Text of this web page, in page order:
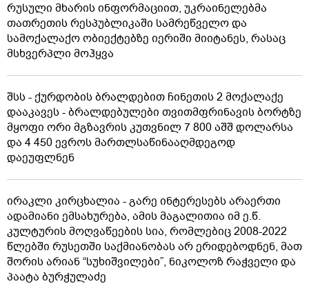
რუსული მხარის ინფორმაციით, უკრაინელებმა
თათრეთის რესპუბლიკაში სამრეწველო და
სამოქალაქო ობიექტებზე იერიში მიიტანეს, რასაც
მსხვერპლი მოჰყვა
შსს - ქურდობის ბრალდებით ჩინეთის 2 მოქალაქე
დააკავეს - ბრალდებულები თვითმფრინავის ბორტზე
მყოფი ორი მგზავრის კუთვნილ 7 800 აშშ დოლარსა
და 4 450 ევროს მართლსაწინააღმდეგოდ
დაეუფლნენ
ირაკლი კირცხალია - გარე ინტერესებს არაერთი
ადამიანი ემსახურება, ამის მაგალითია იმ ე.წ.
კულტურის მოღვაწეების სია, რომლებიც 2008-2022
წლებში რუსეთში საქმიანობას არ ერიდებოდნენ, მათ
შორის არიან “სუხიშვილები”, ნიკოლოზ რაჭველი და
პაატა ბურჭულაძე